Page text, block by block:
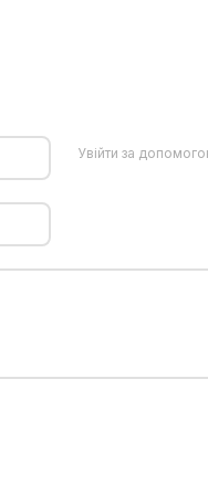
Увійти за